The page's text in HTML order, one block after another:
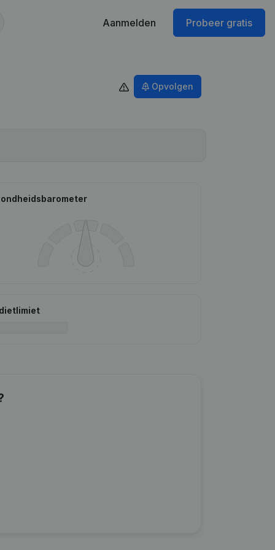
Aanmelden Probeer gratis
Opvolgen